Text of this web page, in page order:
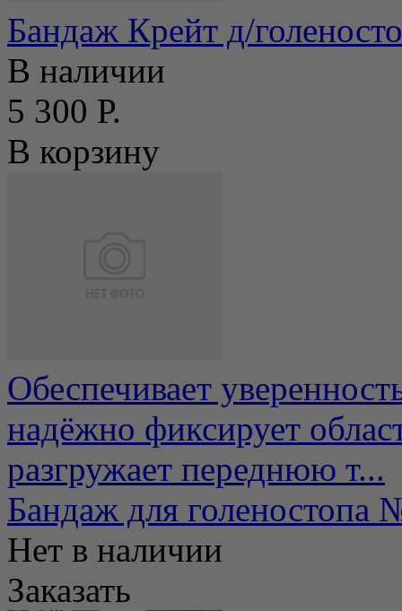
Бандаж Крейт д/
В наличии
5 300 Р.
В корзину
Обеспечивает
надёжно фиксирует
разгружает переднюю т...
Бандаж для
Нет в наличии
Заказать